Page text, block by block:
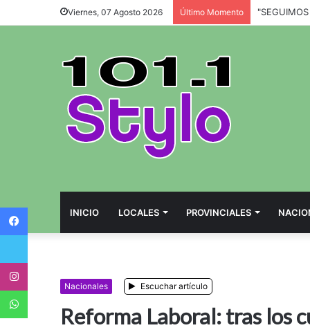
Viernes, 07 Agosto 2026 Último Momento
INICIO LOCALES PROVINCIALES
Nacionales Escuchar artículo
Reforma Laboral: tras los
Twitter
WhatsApp